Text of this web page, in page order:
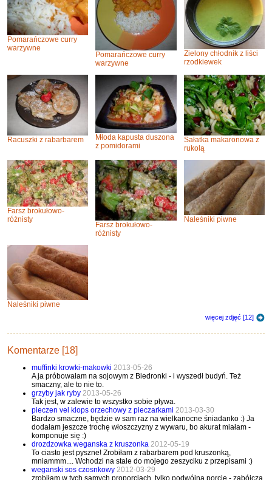
Pomarańczowe curry
warzywne
Pomarańczowe curry
warzywne
Zielony chłodnik z liści
rzodkiewek
Racuszki z rabarbarem
Młoda kapusta duszona
z pomidorami
Sałatka makaronowa z
rukolą
Farsz brokułowo-
różnisty
Farsz brokułowo-
różnisty
Naleśniki piwne
Naleśniki piwne
więcej zdjęć [12]
Komentarze [18]
muffinki krowki-makowki 2013-05-26
A ja próbowałam na sojowym z Biedronki - i wyszedł budyń. Też
smaczny, ale to nie to.
grzyby jak ryby 2013-05-26
Tak jest, w zalewie to wszystko sobie pływa.
pieczen vel klops orzechowy z pieczarkami 2013-03-30
Bardzo smaczne, będzie w sam raz na wielkanocne śniadanko :) Ja
dodałam jeszcze trochę włoszczyzny z wywaru, bo akurat miałam -
komponuje się :)
drozdzowka weganska z kruszonka 2012-05-19
To ciasto jest pyszne! Zrobiłam z rabarbarem pod kruszonką,
mniammm.... Wchodzi na stale do mojego zeszyciku z przepisami :)
weganski sos czosnkowy 2012-03-29
zrobiłam w tych samych proporcjach, tylko podwójną porcję - zabójcza